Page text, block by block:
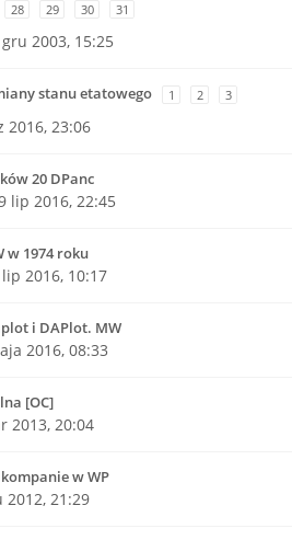
28 29 30 31
2003, 15:25
stanu etatowego 1 2 3
2016, 23:06
20 DPanc
lip 2016, 22:45
w 1974 roku
2016, 10:17
i DAPlot. MW
2016, 08:33
[OC]
2013, 20:04
w WP
2012, 21:29